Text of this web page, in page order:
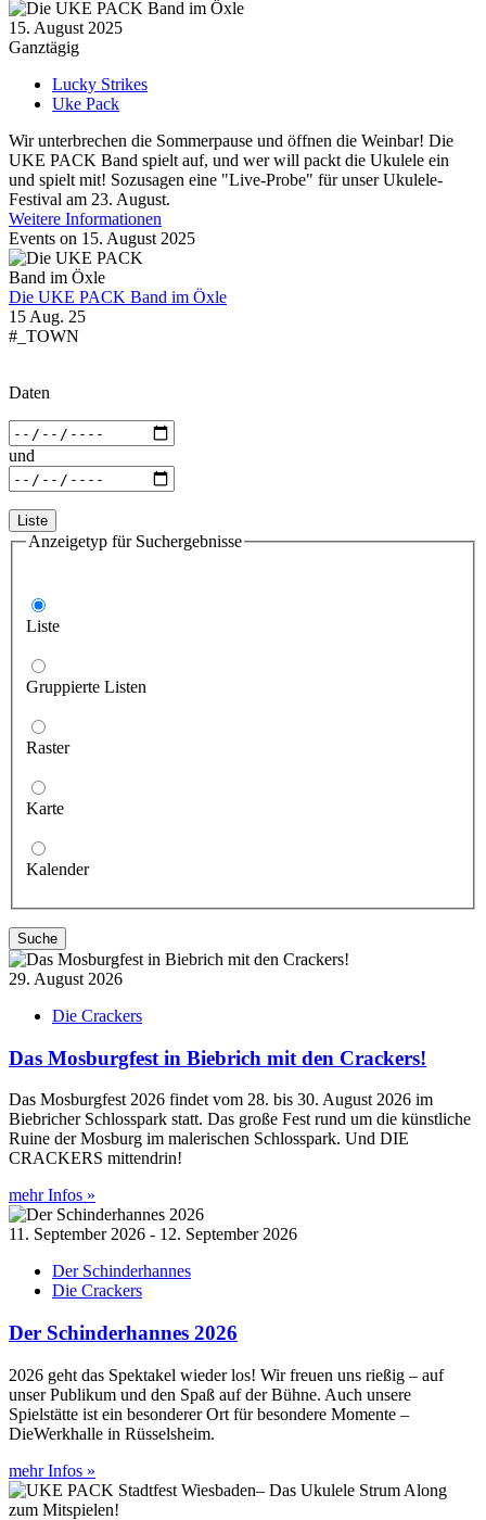
15. August 2025
Ganztägig
Lucky Strikes
Uke Pack
Wir unterbrechen die Sommerpause und öffnen die Weinbar! Die
UKE PACK Band spielt auf, und wer will packt die Ukulele ein
und spielt mit! Sozusagen eine "Live-Probe" für unser Ukulele-
Festival am 23. August.
Weitere Informationen
Events on 15. August 2025
Die UKE PACK Band im Öxle
15 Aug. 25
#_TOWN
Daten
und
Liste
Anzeigetyp für Suchergebnisse
Liste
Gruppierte Listen
Raster
Karte
Kalender
Suche
29. August 2026
Die Crackers
Das Mosburgfest in Biebrich mit den Crackers!
Das Mosburgfest 2026 findet vom 28. bis 30. August 2026 im
Biebricher Schlosspark statt. Das große Fest rund um die künstliche
Ruine der Mosburg im malerischen Schlosspark. Und DIE
CRACKERS mittendrin!
mehr Infos »
11. September 2026 - 12. September 2026
Der Schinderhannes
Die Crackers
Der Schinderhannes 2026
2026 geht das Spektakel wieder los! Wir freuen uns rießig – auf
unser Publikum und den Spaß auf der Bühne. Auch unsere
Spielstätte ist ein besonderer Ort für besondere Momente –
DieWerkhalle in Rüsselsheim.
mehr Infos »